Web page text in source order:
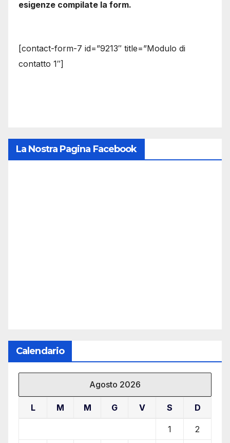
esigenze compilate la form.
[contact-form-7 id=”9213″ title=”Modulo di
contatto 1″]
La Nostra Pagina Facebook
Calendario
Agosto 2026
L M M G V S D
1 2